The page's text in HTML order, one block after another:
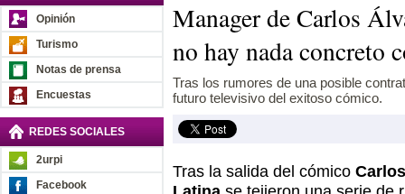
Opinión
Turismo
Notas de prensa
Encuestas
REDES SOCIALES
2urpi
Facebook
Manager de Carlos
no hay nada concreto
Tras los rumores de una posible
futuro televisivo del exitoso cómico.
Tras la salida del cómico